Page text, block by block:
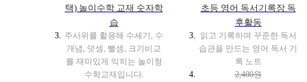
택) 놀이수학 교재 숫자학
습
주사위를 활용해 수세기, 수
개념, 덧셈, 뺄셈, 크기비교
를 재미있게 익히는 놀이형
수학교재입니다.
초등 영어 독서기록장 독
후활동
읽고 기록하며 꾸준한 독서
습관을 만드는 영어 독서 기
록 노트
2,400원